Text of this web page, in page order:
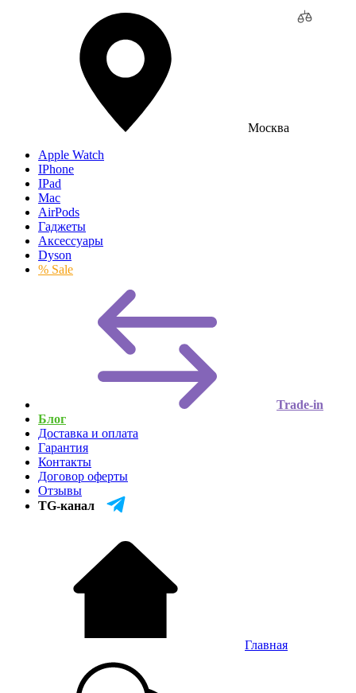
Москва
Apple Watch
IPhone
IPad
Mac
AirPods
Гаджеты
Аксессуары
Dyson
% Sale
Trade-in
Блог
Доставка и оплата
Гарантия
Контакты
Договор оферты
Отзывы
TG-канал
Главная